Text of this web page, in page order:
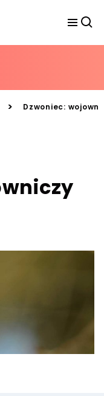
> Dzwoniec: